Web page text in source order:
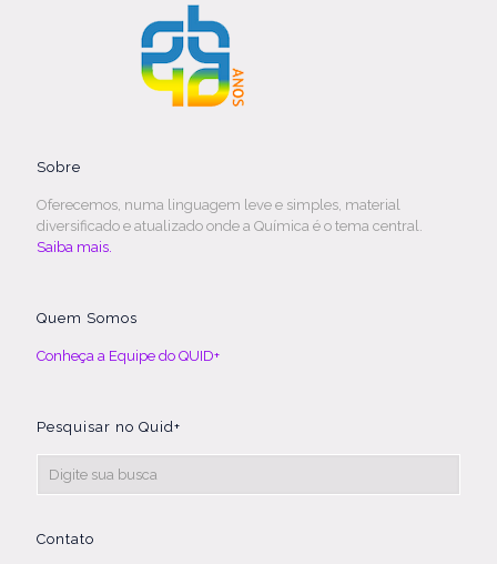
Sobre
Oferecemos, numa linguagem leve e simples, material
diversificado e atualizado onde a Química é o tema central.
Saiba mais.
Quem Somos
Conheça a Equipe do QUID+
Pesquisar no Quid+
Contato